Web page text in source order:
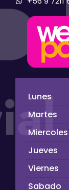
Lunes
Martes
Miercoles
Jueves
Viernes
Sabado